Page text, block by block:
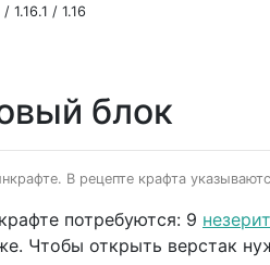
1.16.1 / 1.16
блок
В рецепте крафта
потребуются: 9
Чтобы открыть верстак